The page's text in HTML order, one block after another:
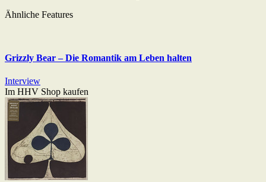
Ähnliche Features
Grizzly Bear – Die Romantik am Leben halten
Interview
Im HHV Shop kaufen